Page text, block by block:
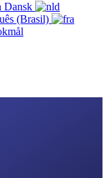
Dansk
(Brasil)